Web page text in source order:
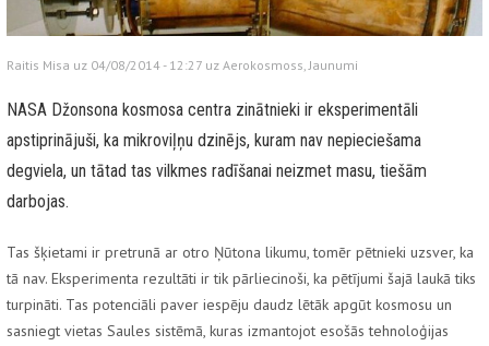
Raitis Misa uz 04/08/2014 - 12:27 uz Aerokosmoss,Jaunumi
NASA Džonsona kosmosa centra zinātnieki ir eksperimentāli
apstiprinājuši, ka mikroviļņu dzinējs, kuram nav nepieciešama
degviela, un tātad tas vilkmes radīšanai neizmet masu, tiešām
darbojas.
Tas šķietami ir pretrunā ar otro Ņūtona likumu, tomēr pētnieki uzsver, ka
tā nav. Eksperimenta rezultāti ir tik pārliecinoši, ka pētījumi šajā laukā tiks
turpināti. Tas potenciāli paver iespēju daudz lētāk apgūt kosmosu un
sasniegt vietas Saules sistēmā, kuras izmantojot esošās tehnoloģijas